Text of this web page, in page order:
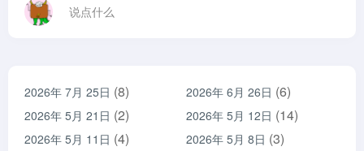
说点什么
2026年 7月 25日 (8) 2026年 6月 26日 (6)
2026年 5月 21日 (2) 2026年 5月 12日 (14)
2026年 5月 11日 (4) 2026年 5月 8日 (3)